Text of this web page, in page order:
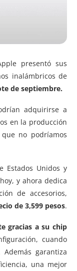
presentó sus
inalámbricos de
de septiembre.
adquirirse a
en la producción
no podríamos
Estados Unidos y
y ahora dedica
de accesorios,
de 3,599 pesos.
gracias a su chip
cuando
garantiza
una mejor